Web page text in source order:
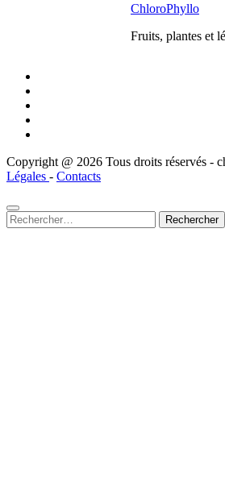
ChloroPhyllo
Fruits, plantes et
Copyright @ 2026 Tous droits réservés -
Légales - Contacts
Rechercher :